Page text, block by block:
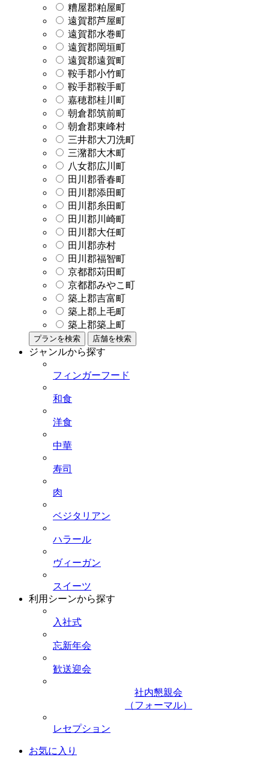
糟屋郡粕屋町
遠賀郡芦屋町
遠賀郡水巻町
遠賀郡岡垣町
遠賀郡遠賀町
鞍手郡小竹町
鞍手郡鞍手町
嘉穂郡桂川町
朝倉郡筑前町
朝倉郡東峰村
三井郡大刀洗町
三潴郡大木町
八女郡広川町
田川郡香春町
田川郡添田町
田川郡糸田町
田川郡川崎町
田川郡大任町
田川郡赤村
田川郡福智町
京都郡苅田町
京都郡みやこ町
築上郡吉富町
築上郡上毛町
築上郡築上町
プランを検索 店舗を検索
ジャンルから探す
フィンガーフード
和食
洋食
中華
寿司
肉
ベジタリアン
ハラール
ヴィーガン
スイーツ
利用シーンから探す
入社式
忘新年会
歓送迎会
社内懇親会
（フォーマル）
レセプション
お気に入り